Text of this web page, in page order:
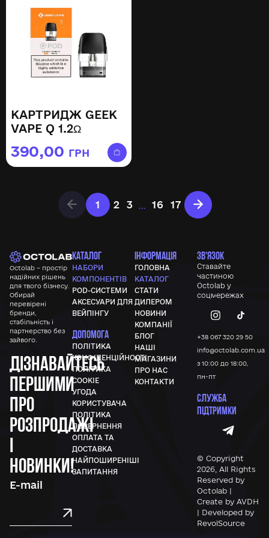
КАРТРИДЖ GEEK
VAPE Q 1.2Ω
390,00 ГРН
1 2 3 … 16 17
Octolab – простір
надійних рішень
для твого бізнесу.
Обирай
перевірені
бренди,
стабільність і
партнерство без
зайвого.
Дізнавайтесь
першими
про
розпродажі
і
новинки!
КАТАЛОГ
НАБОРИ
КОМПОНЕНТІВ
POD-СИСТЕМИ
АКСЕСУАРИ ДЛЯ
ВЕЙПІНГУ
ДОПОМОГА
ПОЛІТИКА
КОНФІДЕНЦІЙНОСТІ
ПОЛІТИКА
COOKIE
УГОДА
КОРИСТУВАЧА
ПОЛІТИКА
ПОВЕРНЕННЯ
ОПЛАТА ТА
ДОСТАВКА
НАЙПОШИРЕНІШІ
ЗАПИТАННЯ
ІНФОРМАЦІЯ
ГОЛОВНА
КАТАЛОГ
СТАТИ
ДИЛЕРОМ
НОВИНИ
КОМПАНІЇ
БЛОГ
НАШІ
МАГАЗИНИ
ПРО НАС
КОНТАКТИ
ЗВ'ЯЗОК
Ставайте
частиною
Octolab у
соцмережах
+38 067 320 29 50
info@octolab.com.ua
з 10:00 до 18:00,
пн-пт
СЛУЖБА
ПІДТРИМКИ
© Copyright
2026, All Rights
Reserved by
Octolab |
Create by AVDH
| Developed by
RevolSource